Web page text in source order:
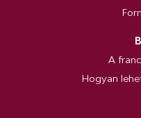
A
Hogyan